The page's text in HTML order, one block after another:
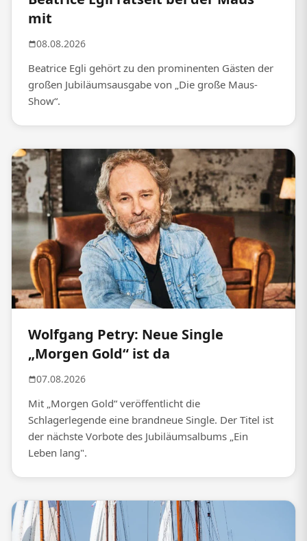
mit
08.08.2026
Beatrice Egli gehört zu den prominenten Gästen der
großen Jubiläumsausgabe von „Die große Maus-
Show“.
Wolfgang Petry: Neue Single
„Morgen Gold“ ist da
07.08.2026
Mit „Morgen Gold“ veröffentlicht die
Schlagerlegende eine brandneue Single. Der Titel ist
der nächste Vorbote des Jubiläumsalbums „Ein
Leben lang".